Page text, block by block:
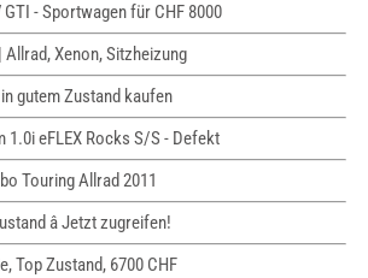
GTI - Sportwagen für CHF 8000
Allrad, Xenon, Sitzheizung
gutem Zustand kaufen
1.0i eFLEX Rocks S/S - Defekt
Touring Allrad 2011
â Jetzt zugreifen!
Top Zustand, 6700 CHF